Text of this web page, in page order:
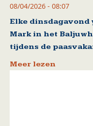
08/04/2026 - 08:07
Elke dinsdagavond
Mark in het
tijdens de
Meer lezen